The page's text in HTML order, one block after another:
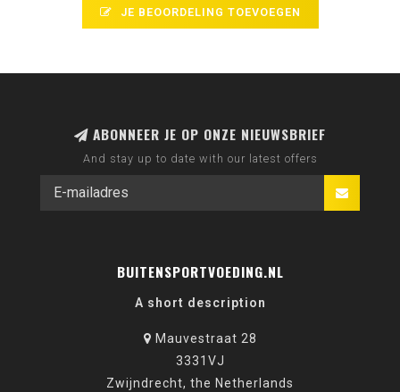
JE BEOORDELING TOEVOEGEN
ABONNEER JE OP ONZE NIEUWSBRIEF
And stay up to date with our latest offers
BUITENSPORTVOEDING.NL
A short description
Mauvestraat 28
3331VJ
Zwijndrecht, the Netherlands